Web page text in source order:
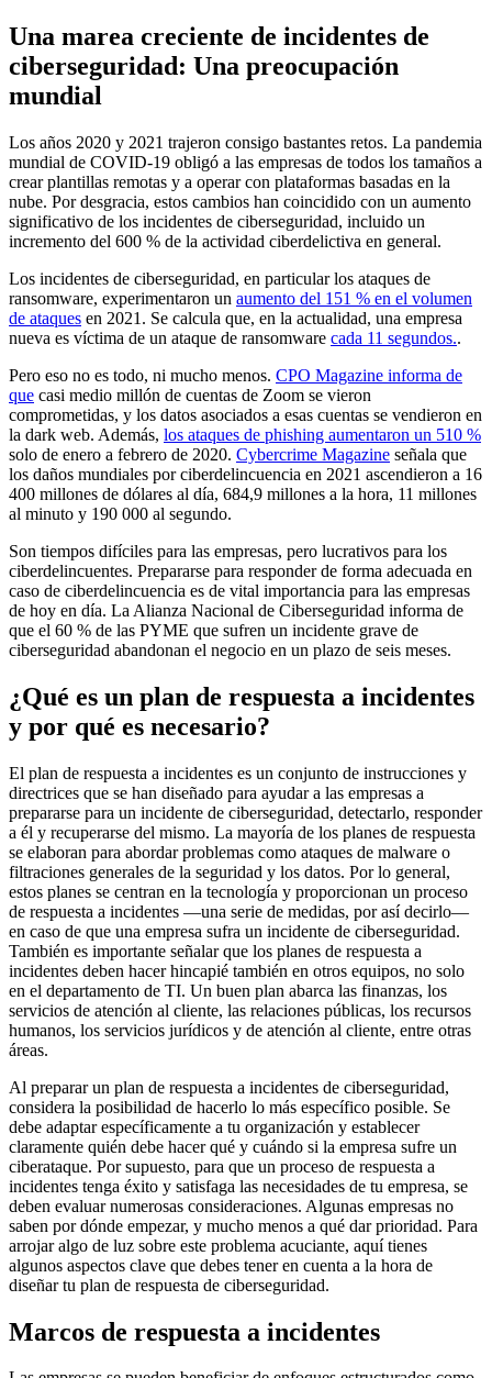
Una marea creciente de incidentes de
ciberseguridad: Una preocupación
mundial
Los años 2020 y 2021 trajeron consigo bastantes retos. La pandemia
mundial de COVID-19 obligó a las empresas de todos los tamaños a
crear plantillas remotas y a operar con plataformas basadas en la
nube. Por desgracia, estos cambios han coincidido con un aumento
significativo de los incidentes de ciberseguridad, incluido un
incremento del 600 % de la actividad ciberdelictiva en general.
Los incidentes de ciberseguridad, en particular los ataques de
ransomware, experimentaron un aumento del 151 % en el volumen
de ataques en 2021. Se calcula que, en la actualidad, una empresa
nueva es víctima de un ataque de ransomware cada 11 segundos..
Pero eso no es todo, ni mucho menos. CPO Magazine informa de
que casi medio millón de cuentas de Zoom se vieron
comprometidas, y los datos asociados a esas cuentas se vendieron en
la dark web. Además, los ataques de phishing aumentaron un 510 %
solo de enero a febrero de 2020. Cybercrime Magazine señala que
los daños mundiales por ciberdelincuencia en 2021 ascendieron a 16
400 millones de dólares al día, 684,9 millones a la hora, 11 millones
al minuto y 190 000 al segundo.
Son tiempos difíciles para las empresas, pero lucrativos para los
ciberdelincuentes. Prepararse para responder de forma adecuada en
caso de ciberdelincuencia es de vital importancia para las empresas
de hoy en día. La Alianza Nacional de Ciberseguridad informa de
que el 60 % de las PYME que sufren un incidente grave de
ciberseguridad abandonan el negocio en un plazo de seis meses.
¿Qué es un plan de respuesta a incidentes
y por qué es necesario?
El plan de respuesta a incidentes es un conjunto de instrucciones y
directrices que se han diseñado para ayudar a las empresas a
prepararse para un incidente de ciberseguridad, detectarlo, responder
a él y recuperarse del mismo. La mayoría de los planes de respuesta
se elaboran para abordar problemas como ataques de malware o
filtraciones generales de la seguridad y los datos. Por lo general,
estos planes se centran en la tecnología y proporcionan un proceso
de respuesta a incidentes —una serie de medidas, por así decirlo—
en caso de que una empresa sufra un incidente de ciberseguridad.
También es importante señalar que los planes de respuesta a
incidentes deben hacer hincapié también en otros equipos, no solo
en el departamento de TI. Un buen plan abarca las finanzas, los
servicios de atención al cliente, las relaciones públicas, los recursos
humanos, los servicios jurídicos y de atención al cliente, entre otras
áreas.
Al preparar un plan de respuesta a incidentes de ciberseguridad,
considera la posibilidad de hacerlo lo más específico posible. Se
debe adaptar específicamente a tu organización y establecer
claramente quién debe hacer qué y cuándo si la empresa sufre un
ciberataque. Por supuesto, para que un proceso de respuesta a
incidentes tenga éxito y satisfaga las necesidades de tu empresa, se
deben evaluar numerosas consideraciones. Algunas empresas no
saben por dónde empezar, y mucho menos a qué dar prioridad. Para
arrojar algo de luz sobre este problema acuciante, aquí tienes
algunos aspectos clave que debes tener en cuenta a la hora de
diseñar tu plan de respuesta de ciberseguridad.
Marcos de respuesta a incidentes